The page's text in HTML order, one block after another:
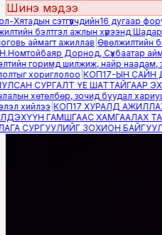
Шинэ мэдээ
сэтгүүлчдийн16 дугаар
бэлтгэл ажлын хүрээнд
аймагт ажиллав|Өвөлжилтийн
Дорнод, Сүхбаатар
горимд шилжиж, найр наадам,
хориглолоо|КОП17-ЫН САЙН
СУРГАЛТ ҮЕ ШАТТАЙГААР
хөтөлбөр, зочид буудал
хийлээ|КОП17 ХУРАЛД
ГАМШГААС ХАМГААЛАХ
СУРГУУЛИЙГ ЗОХИОН